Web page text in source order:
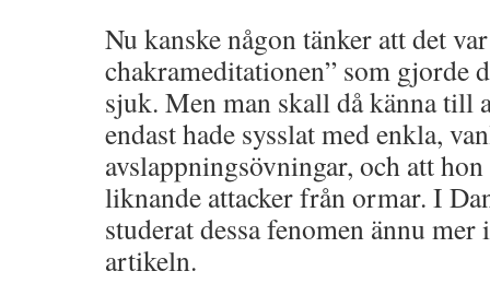
Nu kanske någon tänker att det
chakrameditationen” som gjorde
sjuk. Men man skall då känna till
endast hade sysslat med enkla,
avslappningsövningar, och att
liknande attacker från ormar. I
studerat dessa fenomen ännu mer
artikeln.